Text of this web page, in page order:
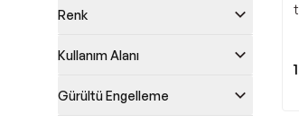
Renk
Kullanım Alanı
Gürültü Engelleme